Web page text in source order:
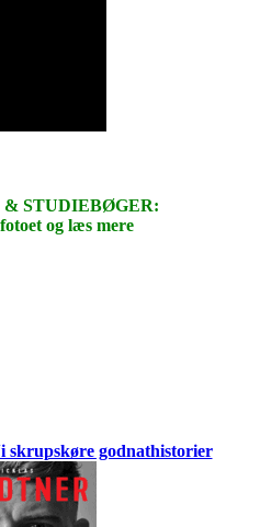
& STUDIEBØGER:
og læs mere